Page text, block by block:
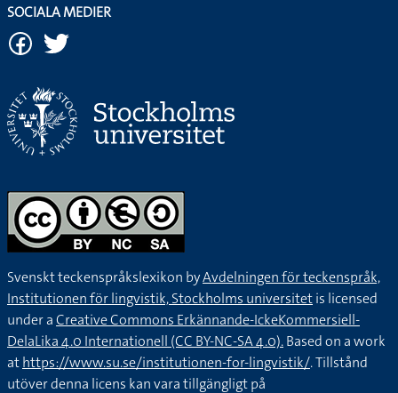
SOCIALA MEDIER
Svenskt teckenspråkslexikon byAvdelningen för teckenspråk,
Institutionen för lingvistik, Stockholms universitetis licensed
under aCreative Commons Erkännande-IckeKommersiell-
DelaLika 4.0 Internationell (CC BY-NC-SA 4.0).Based on a work
athttps://www.su.se/institutionen-for-lingvistik/. Tillstånd
utöver denna licens kan vara tillgängligt på